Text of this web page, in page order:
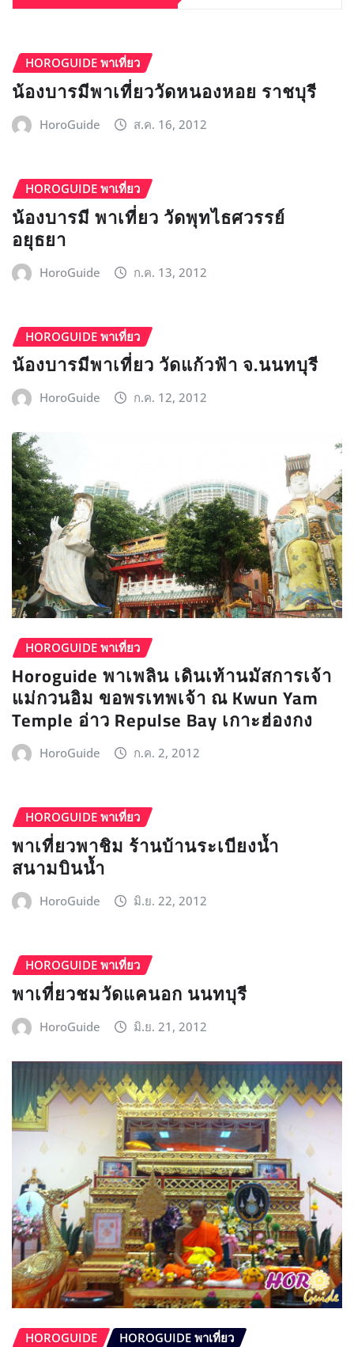
HOROGUIDE พาเที่ยว
น้องบารมีพาเที่ยววัดหนองหอย ราชบุรี
HoroGuide ส.ค. 16, 2012
HOROGUIDE พาเที่ยว
น้องบารมี พาเที่ยว วัดพุทไธศวรรย์
อยุธยา
HoroGuide ก.ค. 13, 2012
HOROGUIDE พาเที่ยว
น้องบารมีพาเที่ยว วัดแก้วฟ้า จ.นนทบุรี
HoroGuide ก.ค. 12, 2012
HOROGUIDE พาเที่ยว
Horoguide พาเพลิน เดินเท้านมัสการเจ้า
แม่กวนอิม ขอพรเทพเจ้า ณ Kwun Yam
Temple อ่าว Repulse Bay เกาะฮ่องกง
HoroGuide ก.ค. 2, 2012
HOROGUIDE พาเที่ยว
พาเที่ยวพาชิม ร้านบ้านระเบียงน้ำ
สนามบินน้ำ
HoroGuide มิ.ย. 22, 2012
HOROGUIDE พาเที่ยว
พาเที่ยวชมวัดแคนอก นนทบุรี
HoroGuide มิ.ย. 21, 2012
HOROGUIDE HOROGUIDE พาเที่ยว